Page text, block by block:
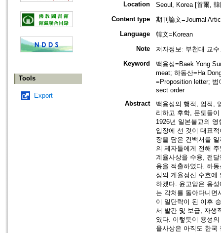
Tools
Export
Location
Seoul, Korea [首爾,
Content type
期刊論文=Journal
Language
韓文=Korean
Note
저자정보: 부천대 교수.
Keyword
백용성=Baek Yong
meat; 하동산=Ha
=Proposition letter; 범
sect order
Abstract
백용성의 행적, 업적,
리하고 후학, 문도들
1926년 일본불교의
입장에 선 것이 대표
장을 담은 건백서를
의 제자들에게 전해
계율사상을 수용, 전
용을 적출하였다. 하
성의 계율정신 수호에
하겠다. 윤고암은 용
는 각처를 돌아다니면
이 일단락이 된 이후
서 발간 및 보급, 자생
였다. 이렇듯이 용성
율사상은 아직도 한국